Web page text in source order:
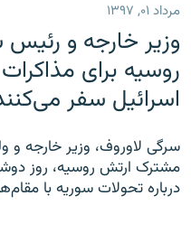
مرداد ۰۱, ۱۳۹۷
وزیر خارجه و
روسیه برای
اسرائیل سفر
سرگی لاوروف، وزیر خارجه و
مشترک ارتش روسیه، روز
درباره تحولات سوریه با